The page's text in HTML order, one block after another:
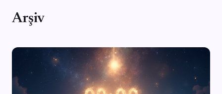
Arşiv